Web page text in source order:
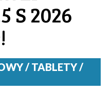
S 2026
/ TABLETY /